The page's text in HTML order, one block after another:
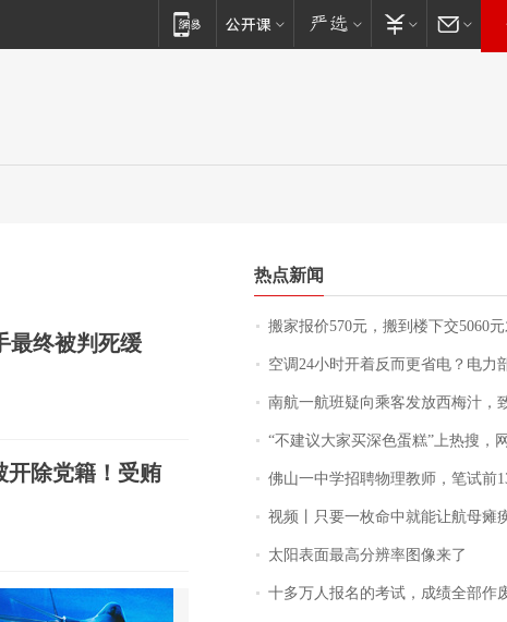
最终被判死缓
开除党籍！受贿
热点新闻
搬家报价570元，搬到楼下交5060元才肯搬上楼！女
空调24小时开着反而更省电？电力
南航一航班疑向乘客发放西梅汁，致多名乘客在飞行途中排队上厕所！乘客：机上100多人只有2个厕所；客服回应：并非每架
“不建议大家买深色蛋糕”上热搜，网友：天
佛山一中学招聘物理教师，笔试前13名均遭淘汰？教育局：已叫停招聘，成立调
视频丨只要一枚命中就能让航母瘫痪 轰-6J实
太阳表面最高分辨率图像来了
十多万人报名的考试，成绩全部作废，公